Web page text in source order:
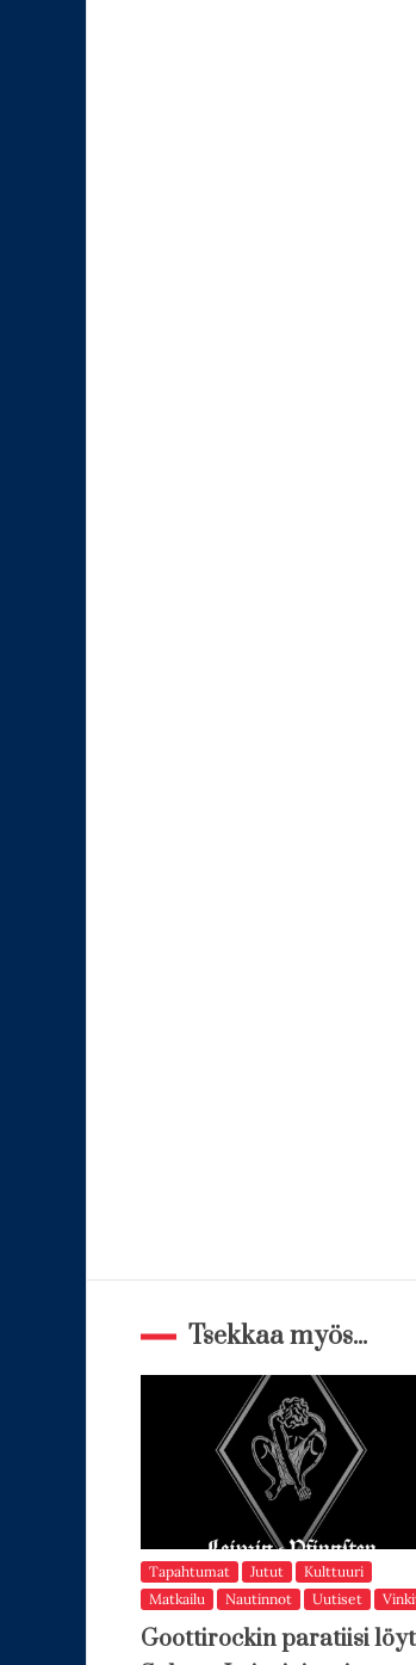
Tsekkaa myös...
Tapahtumat Jutut
Kulttuuri
Matkailu
Nautinnot Uutiset
Goottirockin paratiisi